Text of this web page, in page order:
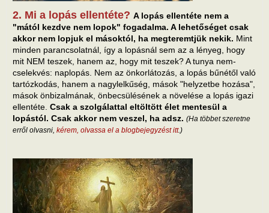
2. Mi a lopás ellentéte? A lopás ellentéte nem a
"mától kezdve nem lopok" fogadalma. A lehetőséget csak
akkor nem lopjuk el másoktól, ha megteremtjük nekik. Mint
minden parancsolatnál, így a lopásnál sem az a lényeg, hogy
mit NEM teszek, hanem az, hogy mit teszek? A tunya nem-
cselekvés: naplopás. Nem az önkorlátozás, a lopás bűnétől való
tartózkodás, hanem a nagylelkűség, mások "helyzetbe hozása",
mások önbizalmának, önbecsülésének a növelése a lopás igazi
ellentéte. Csak a szolgálattal eltöltött élet mentesül a
lopástól. Csak akkor nem veszel, ha adsz. (Ha többet szeretne
erről olvasni, kérem, olvassa el a blogbejegyzést itt.)